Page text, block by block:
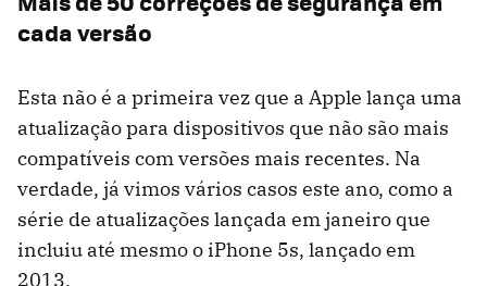
cada versão
Esta não é a primeira vez que a Apple lança uma
atualização para dispositivos que não são mais
compatíveis com versões mais recentes. Na
verdade, já vimos vários casos este ano, como a
série de atualizações lançada em janeiro que
incluiu até mesmo o iPhone 5s, lançado em
2013.